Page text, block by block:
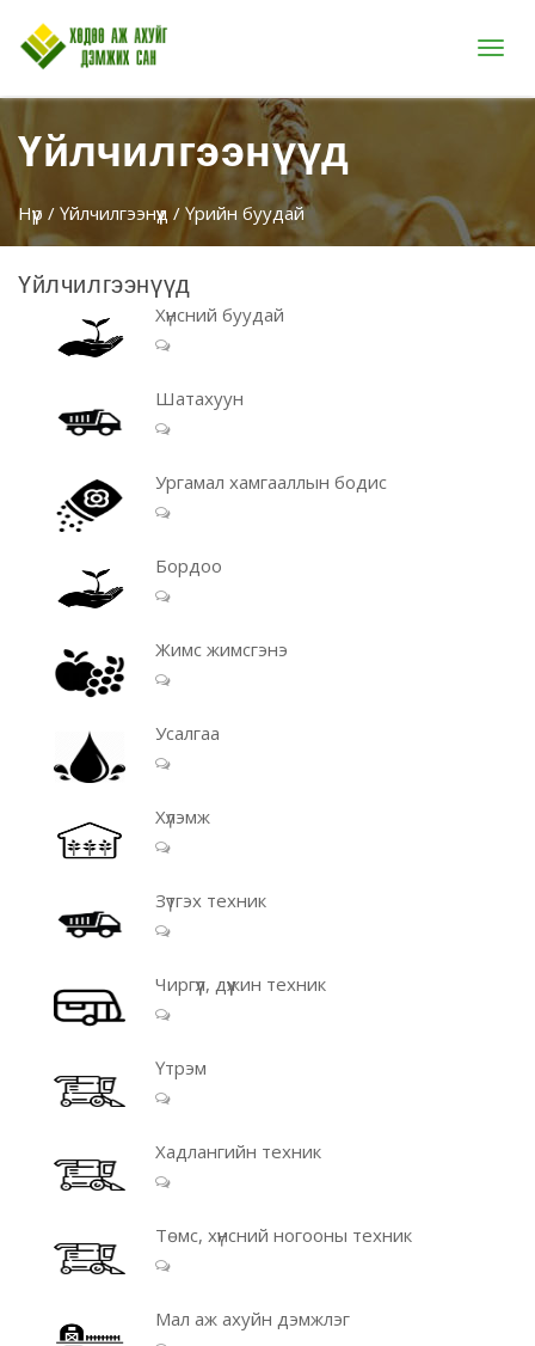
Цэс
Үйлчилгээнүүд
Нүүр / Үйлчилгээнүүд / Үрийн буудай
Үйлчилгээнүүд
Хүнсний буудай
Шатахуун
Ургамал хамгааллын бодис
Бордоо
Жимс жимсгэнэ
Усалгаа
Хүлэмж
Зүтгэх техник
Чиргүүл, дүүжин техник
Үтрэм
Хадлангийн техник
Төмс, хүнсний ногооны техник
Мал аж ахуйн дэмжлэг